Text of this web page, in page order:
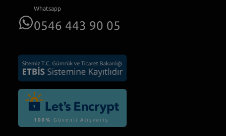
Whatsapp
0546 443 90 05